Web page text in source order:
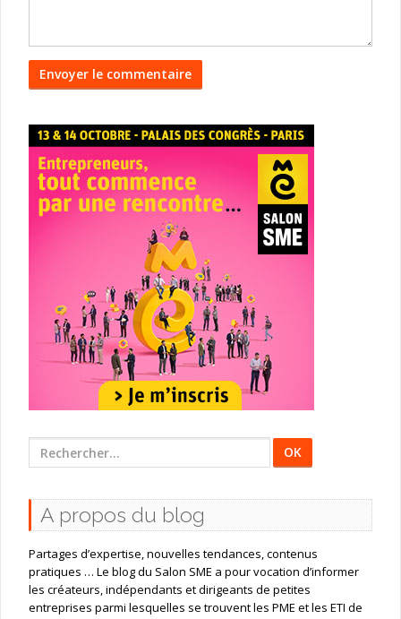
Rechercher
:
A propos du blog
Partages d’expertise, nouvelles tendances, contenus
pratiques … Le blog du Salon SME a pour vocation d’informer
les créateurs, indépendants et dirigeants de petites
entreprises parmi lesquelles se trouvent les PME et les ETI de